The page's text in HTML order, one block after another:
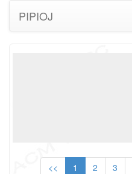
PIPIOJ
<< 1 2 3